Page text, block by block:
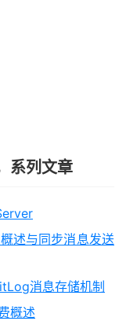
系列文章
述与同步消息发送
消息存储机制
概述